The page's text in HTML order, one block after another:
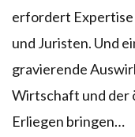
erfordert Expertise
und Juristen. Und
gravierende
Wirtschaft und der
Erliegen bringen…